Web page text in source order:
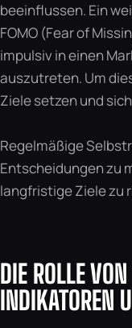
beeinflussen. Ein
FOMO (Fear of
impulsiv in einen
auszutreten. Um
Ziele setzen und
Regelmäßige
Entscheidungen zu
langfristige Ziele zu
DIE ROLLE
INDIKATOREN